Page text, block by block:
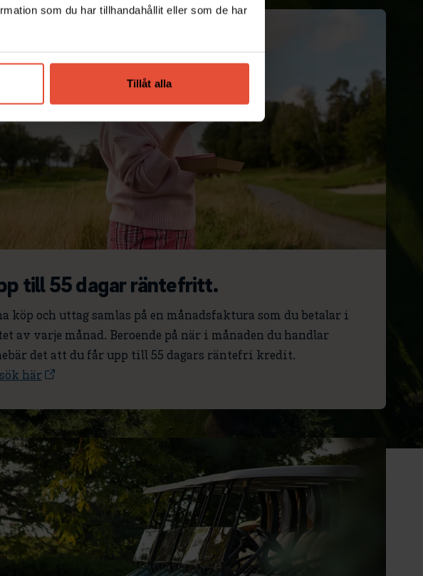
som du har tillhandahållit eller som de har
Tillåt alla
till 55 dagar räntefritt.
köp och uttag samlas på en månadsfaktura som du betalar i
av varje månad. Beroende på när i månaden du handlar
det att du får upp till 55 dagars räntefri kredit.
här